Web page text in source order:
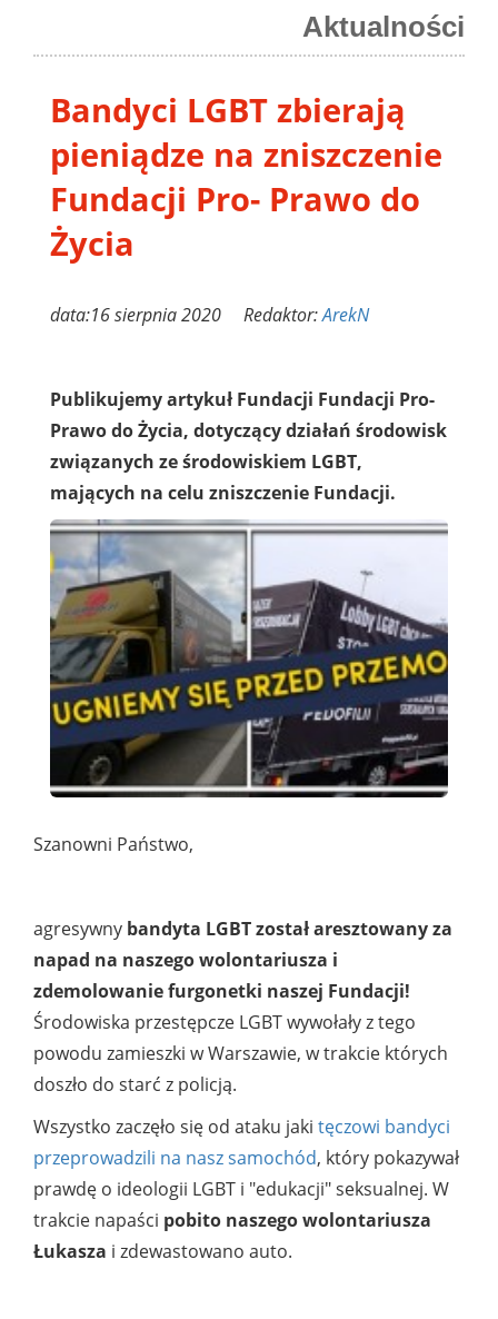
Aktualności
Bandyci LGBT zbierają
pieniądze na zniszczenie
Fundacji Pro- Prawo do
Życia
data:16 sierpnia 2020 Redaktor:ArekN
Publikujemy artykuł Fundacji Fundacji Pro-
Prawo do Życia, dotyczący działań środowisk
związanych ze środowiskiem LGBT,
mających na celu zniszczenie Fundacji.
Szanowni Państwo,
agresywny bandyta LGBT został aresztowany za
napad na naszego wolontariusza i
zdemolowanie furgonetki naszej Fundacji!
Środowiska przestępcze LGBT wywołały z tego
powodu zamieszki w Warszawie, w trakcie których
doszło do starć z policją.
Wszystko zaczęło się od ataku jaki tęczowi bandyci
przeprowadzili na nasz samochód, który pokazywał
prawdę o ideologii LGBT i "edukacji" seksualnej. W
trakcie napaści pobito naszego wolontariusza
Łukasza i zdewastowano auto.